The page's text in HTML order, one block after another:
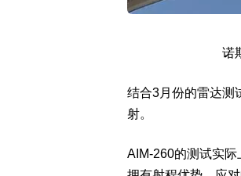
诺
结合3月份的雷达测
射。
AIM-260的测试实